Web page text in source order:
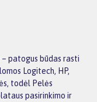
patogus būdas rasti
Logitech, HP,
todėl Pelės
pasirinkimo ir